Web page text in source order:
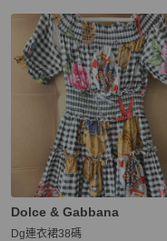
Dolce & Gabbana
Dg連衣裙38碼